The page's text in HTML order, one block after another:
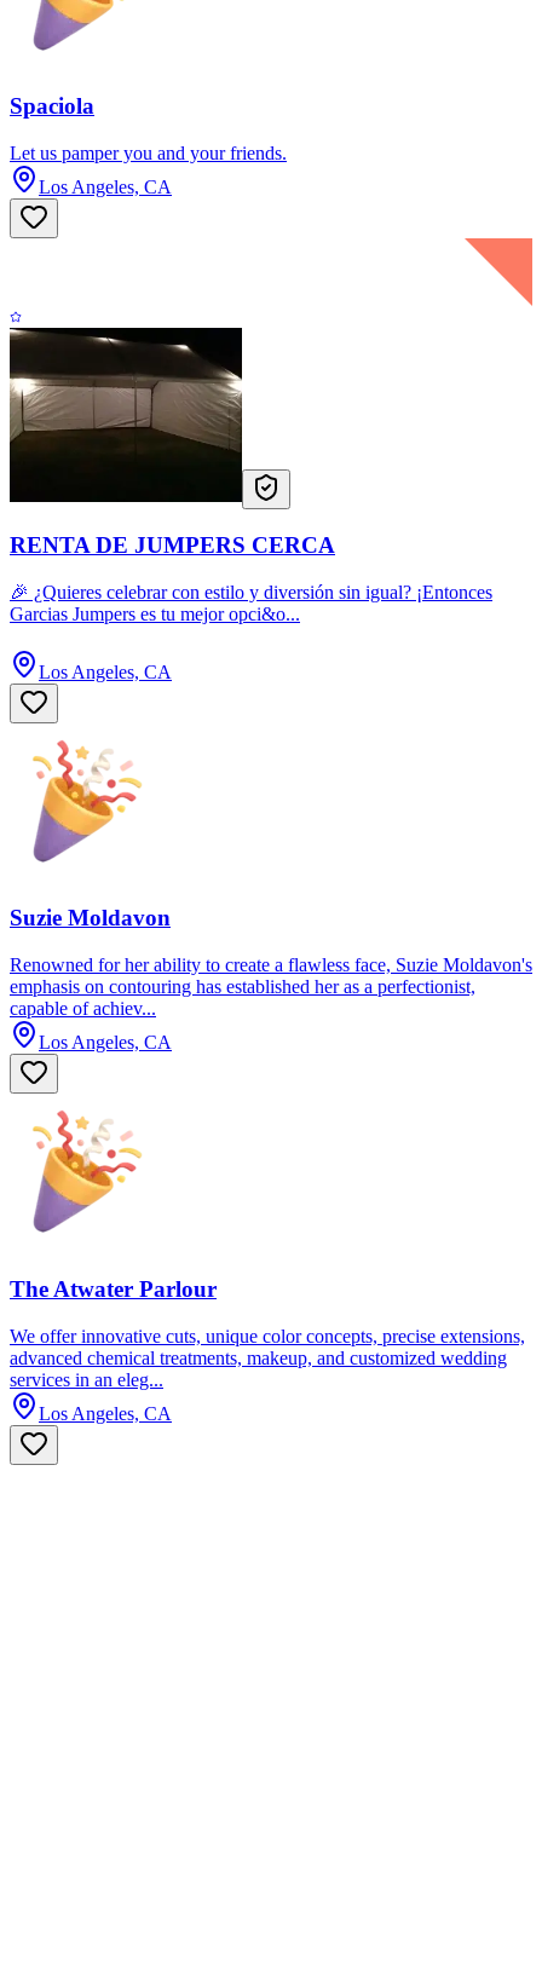
Spaciola
Let us pamper you and your friends.
Los Angeles, CA
RENTA DE JUMPERS CERCA
🎉 ¿Quieres celebrar con estilo y diversión sin igual? ¡Entonces
Garcias Jumpers es tu mejor opci&o...
Los Angeles, CA
Suzie Moldavon
Renowned for her ability to create a flawless face, Suzie Moldavon's
emphasis on contouring has established her as a perfectionist,
capable of achiev...
Los Angeles, CA
The Atwater Parlour
We offer innovative cuts, unique color concepts, precise extensions,
advanced chemical treatments, makeup, and customized wedding
services in an eleg...
Los Angeles, CA